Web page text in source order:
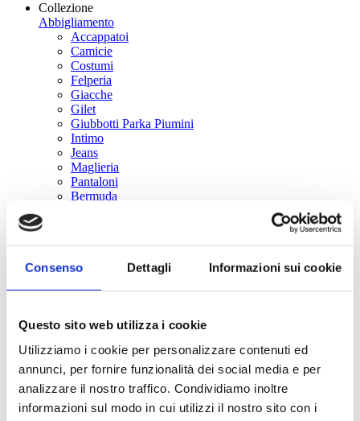
Consenso Dettagli Informazioni sui cookie
Questo sito web utilizza i cookie
Utilizziamo i cookie per personalizzare contenuti ed
annunci, per fornire funzionalità dei social media e per
analizzare il nostro traffico. Condividiamo inoltre
informazioni sul modo in cui utilizzi il nostro sito con i
Collezione
Abbigliamento
Accappatoi
Camicie
Costumi
Felperia
Giacche
Gilet
Giubbotti Parka Piumini
Intimo
Jeans
Maglieria
Pantaloni
Bermuda
Cappotti e trench
Tutta la collezione
Magazine